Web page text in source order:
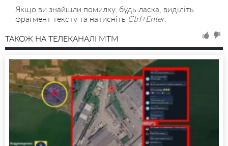
Якщо ви знайшли помилку, будь ласка, виділіть
фрагмент тексту та натисніть Ctrl+Enter.
ТАКОЖ НА ТЕЛЕКАНАЛІ MTM